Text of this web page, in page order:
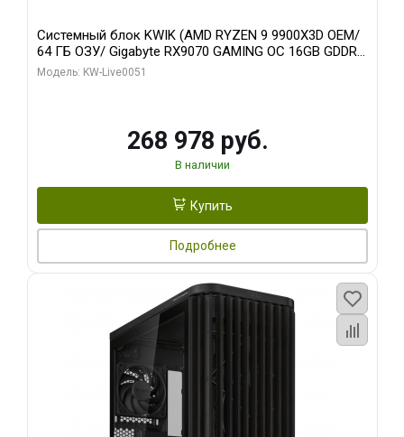
Системный блок KWIK (AMD RYZEN 9 9900X3D OEM/
64 ГБ ОЗУ/ Gigabyte RX9070 GAMING OC 16GB GDDR6
256bit 2xDP 2xH/ 960 ГБ SSD)
Модель: KW-Live0051
268 978 руб.
В наличии
Купить
Подробнее